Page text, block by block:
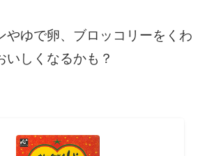
やゆで卵、ブロッコリーをくわ
いしくなるかも？